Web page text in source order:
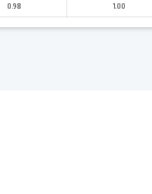
0.98 1.00